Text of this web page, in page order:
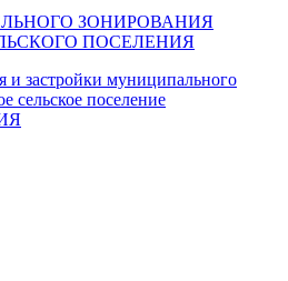
ЗОНИРОВАНИЯ
ПОСЕЛЕНИЯ
и застройки муниципального
сельское поселение